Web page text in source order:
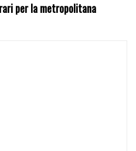
per la metropolitana